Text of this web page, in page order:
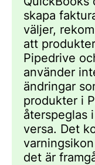
skapa
väljer,
att
Pipedrive
använder
ändringar
produkter i
återspeglas
versa. Det
det är